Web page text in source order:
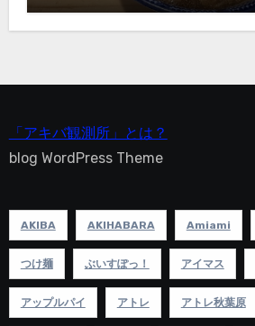
「アキバ観測所」とは？
blog WordPress Theme
AKIBA AKIHABARA Amiami
つけ麺 ぶいすぽっ！ アイマス
アップルパイ アトレ アトレ秋葉原